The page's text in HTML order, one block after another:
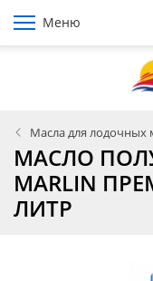
Меню
Масла для лодочных
МАСЛО
MARLIN
ЛИТР